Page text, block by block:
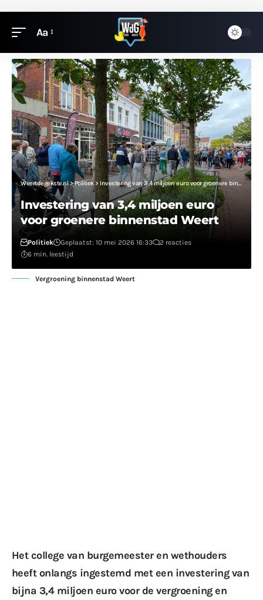
Aa
Weertdegekste.nl>Politiek> Investering van 3,4 miljoen euro voor groenere binnenstad Weert
Investering van 3,4 miljoen euro
voor groenere binnenstad Weert
Politiek Geplaatst: 10 mei 2026 16:33
2 reacties
6 min. leestijd
Vergroening binnenstad Weert
Het college van burgemeester en wethouders
heeft onlangs ingestemd met een investering van
bijna 3,4 miljoen euro voor de vergroening en